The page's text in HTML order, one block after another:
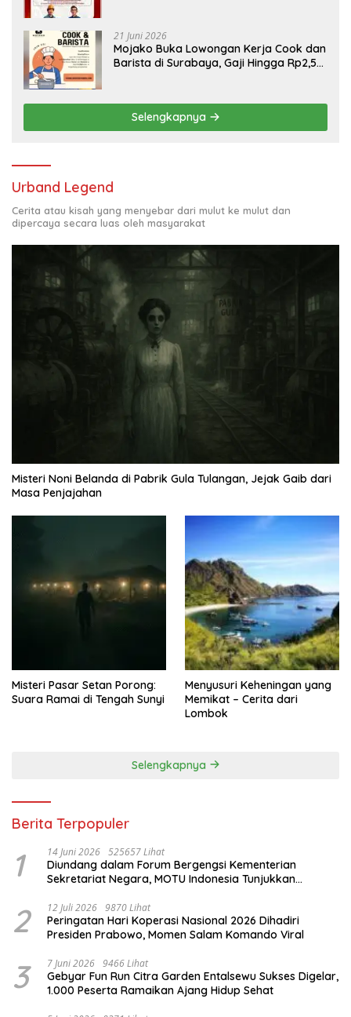
21 Juni 2026
Mojako Buka Lowongan Kerja Cook dan
Barista di Surabaya, Gaji Hingga Rp2,5
Selengkapnya
Urband Legend
Cerita atau kisah yang menyebar dari mulut ke mulut dan
dipercaya secara luas oleh masyarakat
Misteri Noni Belanda di Pabrik Gula Tulangan, Jejak Gaib dari
Masa Penjajahan
Misteri Pasar Setan Porong:
Suara Ramai di Tengah Sunyi
Menyusuri Keheningan yang
Memikat – Cerita dari
Lombok
Selengkapnya
Berita Terpopuler
1 14 Juni 2026 525657 Lihat
Diundang dalam Forum Bergengsi Kementerian
Sekretariat Negara, MOTU Indonesia Tunjukkan
2 12 Juli 2026 9870 Lihat
Peringatan Hari Koperasi Nasional 2026 Dihadiri
Presiden Prabowo, Momen Salam Komando Viral
3 7 Juni 2026 9466 Lihat
Gebyar Fun Run Citra Garden Entalsewu Sukses Digelar,
1.000 Peserta Ramaikan Ajang Hidup Sehat